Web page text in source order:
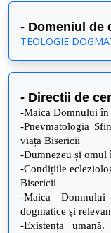
- Domeniul de
TEOLOGIE
- Directii de
-Maica Domnului
-Pnevmatologia
viața Bisericii
-Dumnezeu și
-Condițiile
Bisericii
-Maica
dogmatice și
-Existența